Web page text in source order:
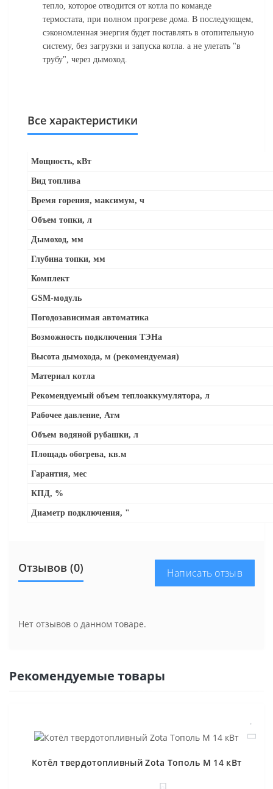
тепло, которое отводится от котла по команде
термостата, при полном прогреве дома. В последующем,
сэкономленная энергия будет поставлять в отопительную
систему, без загрузки и запуска котла. а не улетать "в
трубу", через дымоход.
Все характеристики
Мощность, кВт
Вид топлива
Время горения, максимум, ч
Объем топки, л
Дымоход, мм
Глубина топки, мм
Комплект
GSM-модуль
Погодозависимая автоматика
Возможность подключения ТЭНа
Высота дымохода, м (рекомендуемая)
Материал котла
Рекомендуемый объем теплоаккумулятора, л
Рабочее давление, Атм
Объем водяной рубашки, л
Площадь обогрева, кв.м
Гарантия, мес
КПД, %
Диаметр подключения, "
Отзывов (0) Написать отзыв
Нет отзывов о данном товаре.
Рекомендуемые товары
Котёл твердотопливный Zota Тополь М 14 кВт